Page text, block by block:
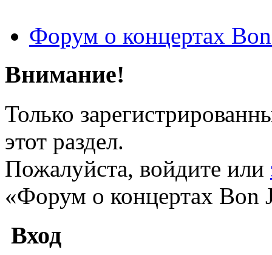
Форум о концертах
Внимание!
Только
этот раздел.
Пожалуйста, войдите или
«Форум о концертах Bon
Вход